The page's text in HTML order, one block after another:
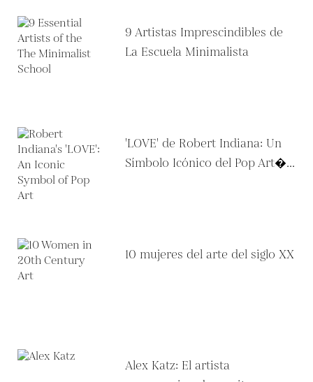
9 Artistas Imprescindibles de
La Escuela Minimalista
'LOVE' de Robert Indiana: Un
Símbolo Icónico del Pop Art�...
10 mujeres del arte del siglo XX
Alex Katz: El artista